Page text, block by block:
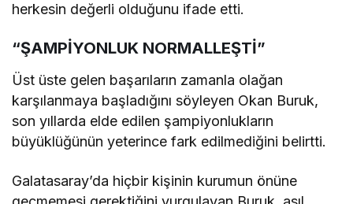
herkesin değerli olduğunu ifade etti.
“ŞAMPİYONLUK NORMALLEŞTİ”
Üst üste gelen başarıların zamanla olağan
karşılanmaya başladığını söyleyen Okan Buruk,
son yıllarda elde edilen şampiyonlukların
büyüklüğünün yeterince fark edilmediğini belirtti.
Galatasaray’da hiçbir kişinin kurumun önüne